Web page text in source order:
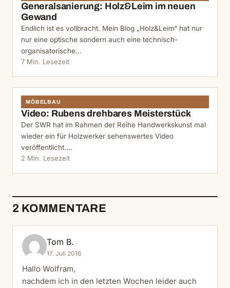
Generalsanierung: Holz&Leim im neuen
Gewand
Endlich ist es vollbracht. Mein Blog „Holz&Leim“ hat nur
nur eine optische sondern auch eine technisch-
organisatorische…
7 Min. Lesezeit
MÖBELBAU
Video: Rubens drehbares Meisterstück
Der SWR hat im Rahmen der Reihe Handwerkskunst mal
wieder ein für Holzwerker sehenswertes Video
veröffentlicht.…
2 Min. Lesezeit
2 KOMMENTARE
Tom B.
17. Juli 2016
Hallo Wolfram,
nachdem ich in den letzten Wochen leider auch